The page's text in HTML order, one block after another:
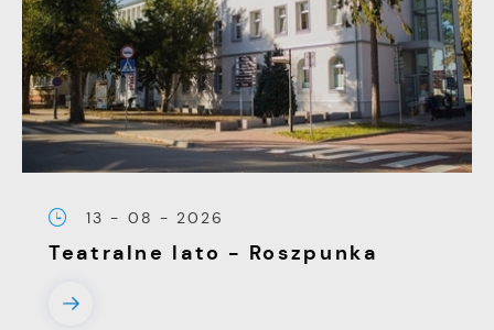
13 - 08 - 2026
Teatralne lato - Roszpunka